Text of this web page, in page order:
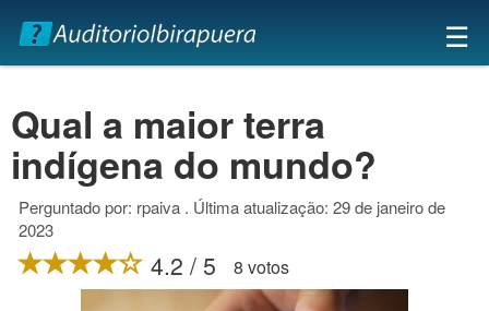
×
☰
Qual a maior terra
indígena do mundo?
Perguntado por: rpaiva . Última atualização: 29 de janeiro de
2023
4.2 / 5 8 votos